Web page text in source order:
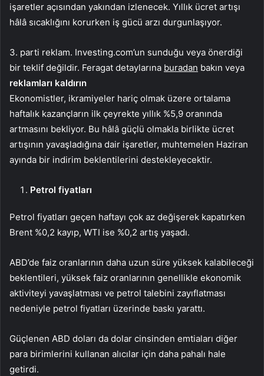
işaretler açısından yakından izlenecek. Yıllık ücret artışı
hâlâ sıcaklığını korurken iş gücü arzı durgunlaşıyor.
3. parti reklam. Investing.com’un sunduğu veya önerdiği
bir teklif değildir. Feragat detaylarına buradan bakın veya
reklamları kaldırın
Ekonomistler, ikramiyeler hariç olmak üzere ortalama
haftalık kazançların ilk çeyrekte yıllık %5,9 oranında
artmasını bekliyor. Bu hâlâ güçlü olmakla birlikte ücret
artışının yavaşladığına dair işaretler, muhtemelen Haziran
ayında bir indirim beklentilerini destekleyecektir.
Petrol fiyatları
Petrol fiyatları geçen haftayı çok az değişerek kapatırken
Brent %0,2 kayıp, WTI ise %0,2 artış yaşadı.
ABD’de faiz oranlarının daha uzun süre yüksek kalabileceği
beklentileri, yüksek faiz oranlarının genellikle ekonomik
aktiviteyi yavaşlatması ve petrol talebini zayıflatması
nedeniyle petrol fiyatları üzerinde baskı yarattı.
Güçlenen ABD doları da dolar cinsinden emtiaları diğer
para birimlerini kullanan alıcılar için daha pahalı hale
getirdi.